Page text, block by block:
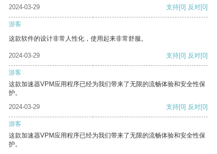
2024-03-29 支持[0] 反对[0]
游客
这款软件的设计非常人性化，使用起来非常舒服。
2024-03-29 支持[0] 反对[0]
游客
这款加速器VPM应用程序已经为我们带来了无限的流畅体验和安全性保
护。
2024-03-29
支持[0] 反对[0]
游客
这款加速器VPM应用程序已经为我们带来了无限的流畅体验和安全性保
护。